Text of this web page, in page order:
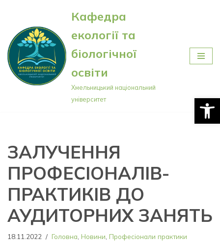
Перейти
до
вмісту
Кафедра
екології та
біологічної
освіти
Хмельницький національний
університет
ЗАЛУЧЕННЯ
ПРОФЕСІОНАЛІВ-
ПРАКТИКІВ ДО
АУДИТОРНИХ ЗАНЯТЬ
18.11.2022 Головна Новини Професіонали практики